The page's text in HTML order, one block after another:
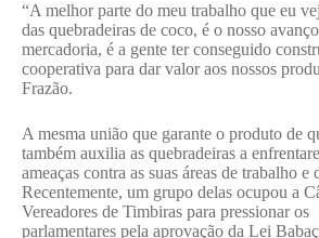
“A melhor parte do meu trabalho que eu
das quebradeiras de coco, é o nosso
mercadoria, é a gente ter conseguido
cooperativa para dar valor aos nossos
Frazão.
A mesma união que garante o produto de
também auxilia as quebradeiras a
ameaças contra as suas áreas de trabalho e
Recentemente, um grupo delas ocupou a
Vereadores de Timbiras para pressionar os
parlamentares pela aprovação da Lei